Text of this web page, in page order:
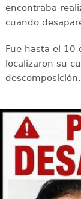
encontraba
cuando
Fue hasta el 10
localizaron su
descomposición.